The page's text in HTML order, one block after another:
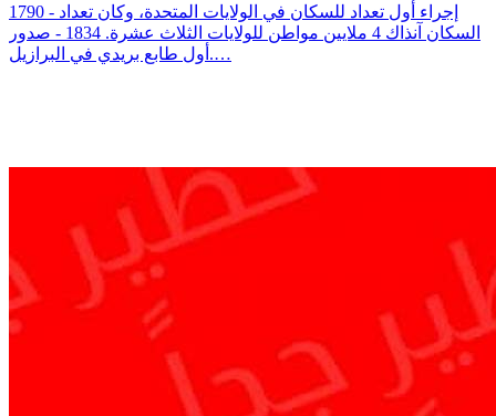
1790 - إجراء أول تعداد للسكان في الولايات المتحدة، وكان تعداد
السكان آنذاك 4 ملايين مواطن للولايات الثلاث عشرة. 1834 - صدور
أول طابع بريدي في البرازيل.…